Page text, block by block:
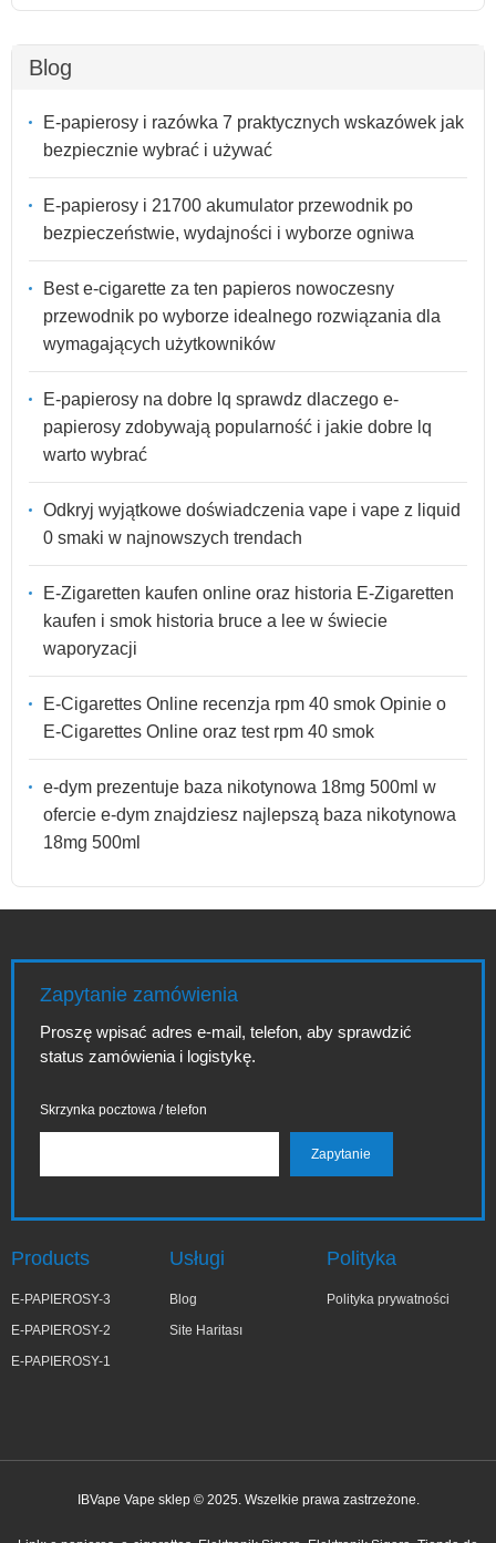
Blog
E-papierosy i razówka 7 praktycznych wskazówek jak
bezpiecznie wybrać i używać
E-papierosy i 21700 akumulator przewodnik po
bezpieczeństwie, wydajności i wyborze ogniwa
Best e-cigarette za ten papieros nowoczesny
przewodnik po wyborze idealnego rozwiązania dla
wymagających użytkowników
E-papierosy na dobre lq sprawdz dlaczego e-
papierosy zdobywają popularność i jakie dobre lq
warto wybrać
Odkryj wyjątkowe doświadczenia vape i vape z liquid
0 smaki w najnowszych trendach
E-Zigaretten kaufen online oraz historia E-Zigaretten
kaufen i smok historia bruce a lee w świecie
waporyzacji
E-Cigarettes Online recenzja rpm 40 smok Opinie o
E-Cigarettes Online oraz test rpm 40 smok
e-dym prezentuje baza nikotynowa 18mg 500ml w
ofercie e-dym znajdziesz najlepszą baza nikotynowa
18mg 500ml
Zapytanie zamówienia
Proszę wpisać adres e-mail, telefon, aby sprawdzić
status zamówienia i logistykę.
Skrzynka pocztowa / telefon
Products
E-PAPIEROSY-3
E-PAPIEROSY-2
E-PAPIEROSY-1
Usługi
Blog
Site Haritası
Polityka
Polityka prywatności
IBVape Vape sklep © 2025. Wszelkie prawa zastrzeżone.